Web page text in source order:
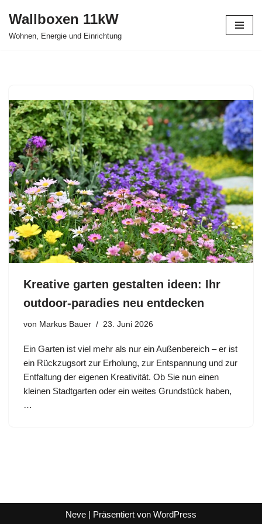
Zum
Wallboxen 11kW
Wohnen, Energie und Einrichtung
Kreative garten gestalten ideen: Ihr
outdoor-paradies neu entdecken
von Markus Bauer 23. Juni 2026
Ein Garten ist viel mehr als nur ein Außenbereich – er ist
ein Rückzugsort zur Erholung, zur Entspannung und zur
Entfaltung der eigenen Kreativität. Ob Sie nun einen
kleinen Stadtgarten oder ein weites Grundstück haben,
…
Neve | Präsentiert von WordPress